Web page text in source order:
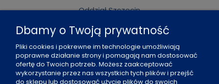
Oddział Szczecin
Pn - Pt: 8 - 16
91 484 07 06
biuro@office-land.pl
Dbamy o Twoją prywatność
Pliki cookies i pokrewne im technologie umożliwiają
poprawne działanie strony i pomagają nam dostosować
ofertę do Twoich potrzeb. Możesz zaakceptować
wykorzystanie przez nas wszystkich tych plików i przejść
do sklepu lub dostosować użycie plików do swoich